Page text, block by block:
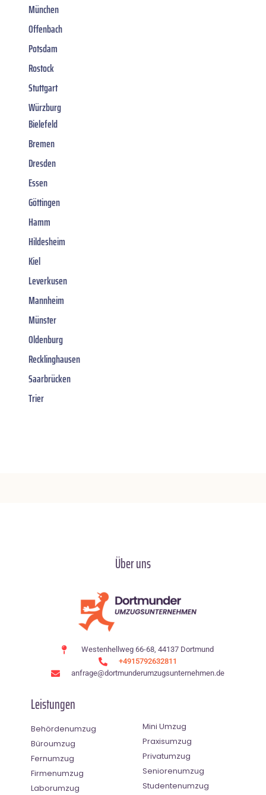
München
Offenbach
Potsdam
Rostock
Stuttgart
Würzburg
Bielefeld
Bremen
Dresden
Essen
Göttingen
Hamm
Hildesheim
Kiel
Leverkusen
Mannheim
Münster
Oldenburg
Recklinghausen
Saarbrücken
Trier
Über uns
Westenhellweg 66-68, 44137 Dortmund
+4915792632811
anfrage@dortmunderumzugsunternehmen.de
Leistungen
Behördenumzug
Büroumzug
Fernumzug
Firmenumzug
Laborumzug
Mini Umzug
Praxisumzug
Privatumzug
Seniorenumzug
Studentenumzug